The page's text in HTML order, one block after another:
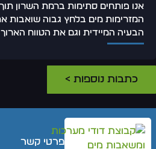
אנו פותחים סתימות ברמת השרון תוך
המזרימות מים בלחץ גבוה שואבות
הבעיה המיידית וגם את הטווח הארוך
כתבות נוספות >
פרטי קשר